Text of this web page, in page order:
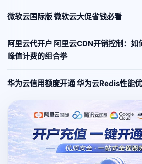
微软云国际版 微软云大促省钱必看
阿里云代开户 阿里云CDN开销控制：
峰值计费的组合拳
华为云信用额度开通 华为云Redis性能